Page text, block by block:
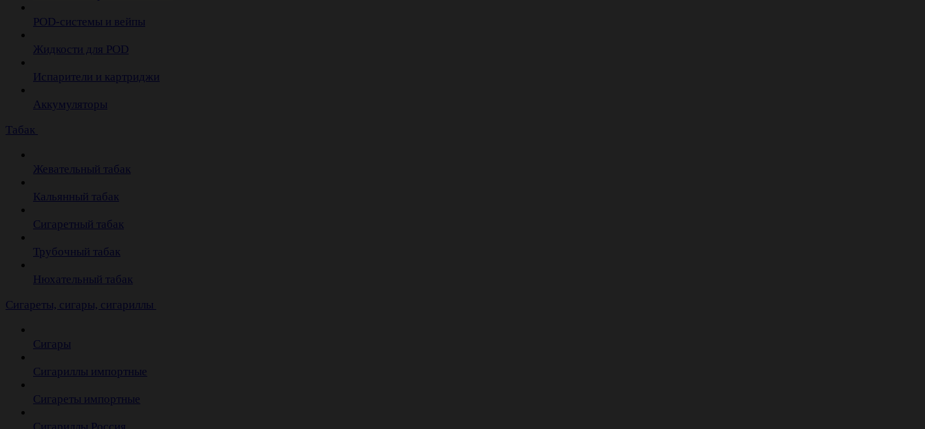
POD-системы и вейпы
Жидкости для POD
Испарители и картриджи
Аккумуляторы
Табак
Жевательный табак
Кальянный табак
Сигаретный табак
Трубочный табак
Нюхательный табак
Cигареты, сигары, сигариллы
Сигары
Сигариллы импортные
Сигареты импортные